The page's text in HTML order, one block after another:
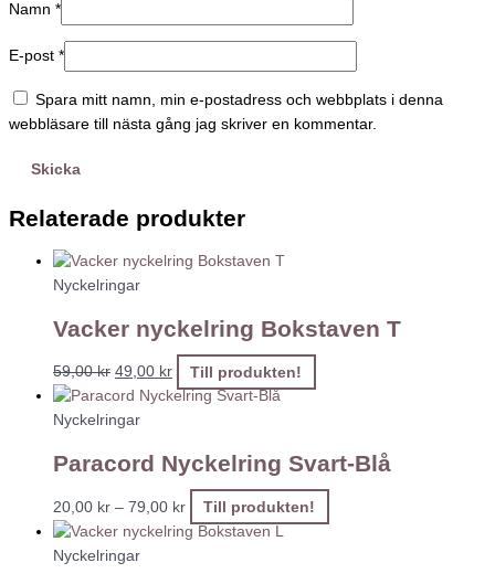
Namn *
E-post *
Spara mitt namn, min e-postadress och webbplats i denna
webbläsare till nästa gång jag skriver en kommentar.
Relaterade produkter
Nyckelringar
Vacker nyckelring Bokstaven T
59,00kr 49,00 kr Till produkten!
Nyckelringar
Paracord Nyckelring Svart-Blå
20,00 kr – 79,00 kr Till produkten!
Nyckelringar